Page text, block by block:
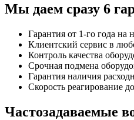
Мы даем сразу 6
Гарантия от 1-го года на
Клиентский сервис в
Контроль качества
Срочная подмена
Гарантия наличия
Скорость реагирование
Частозадаваемые